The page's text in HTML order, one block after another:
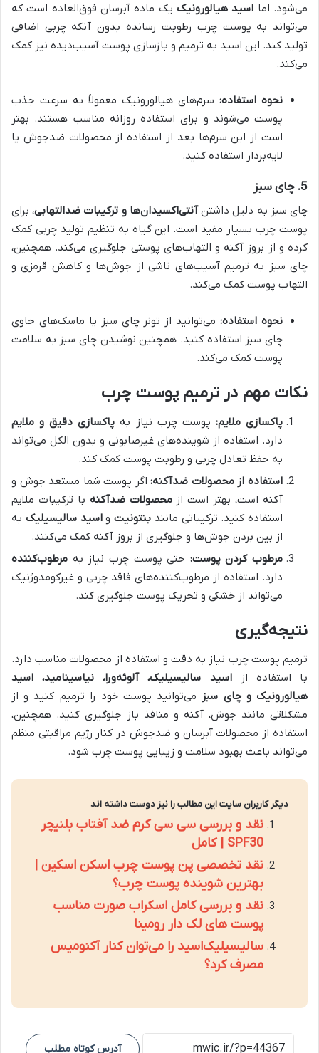
می‌شود. اما اسید هیالورونیک یک ماده آبرسان فوق‌العاده است که
می‌تواند به پوست چرب رطوبت رسانده بدون آنکه چربی اضافی
تولید کند. این اسید به ترمیم و بازسازی پوست آسیب‌دیده نیز کمک
می‌کند.
نحوه استفاده: سرم‌های هیالورونیک معمولاً به سرعت جذب
پوست می‌شوند و برای استفاده روزانه مناسب هستند. بهتر
است از این سرم‌ها بعد از استفاده از محصولات ضدجوش یا
لایه‌بردار استفاده کنید.
5. چای سبز
چای سبز به دلیل داشتنآنتی‌اکسیدان‌ها و ترکیبات ضدالتهابی، برای
پوست چرب بسیار مفید است. این گیاه به تنظیم تولید چربی کمک
کرده و از بروز آکنه و التهاب‌های پوستی جلوگیری می‌کند. همچنین،
چای سبز به ترمیم آسیب‌های ناشی از جوش‌ها و کاهش قرمزی و
التهاب پوست کمک می‌کند.
نحوه استفاده:می‌توانید از تونر چای سبز یا ماسک‌های حاوی
چای سبز استفاده کنید. همچنین نوشیدن چای سبز به سلامت
پوست کمک می‌کند.
نکات مهم در ترمیم پوست چرب
پاکسازی ملایم: پوست چرب نیاز به پاکسازی دقیق و ملایم
دارد. استفاده از شوینده‌های غیرصابونی و بدون الکل می‌تواند
به حفظ تعادل چربی و رطوبت پوست کمک کند.
استفاده از محصولات ضدآکنه:اگر پوست شما مستعد جوش و
آکنه است، بهتر است ازمحصولات ضدآکنه با ترکیبات ملایم
استفاده کنید. ترکیباتی مانند بنتونیت واسید سالیسیلیک به
از بین بردن جوش‌ها و جلوگیری از بروز آکنه کمک می‌کنند.
مرطوب کردن پوست: حتی پوست چرب نیاز به مرطوب‌کننده
دارد. استفاده از مرطوب‌کننده‌های فاقد چربی و غیرکومدوژنیک
می‌تواند از خشکی و تحریک پوست جلوگیری کند.
نتیجه‌گیری
ترمیم پوست چرب نیاز به دقت و استفاده از محصولات مناسب دارد.
با استفاده ازاسید سالیسیلیک، آلوئه‌ورا، نیاسینامید، اسید
هیالورونیک و چای سبز می‌توانید پوست خود را ترمیم کنید و از
مشکلاتی مانند جوش، آکنه و منافذ باز جلوگیری کنید. همچنین،
استفاده از محصولات آبرسان و ضدجوش در کنار رژیم مراقبتی منظم
می‌تواند باعث بهبود سلامت و زیبایی پوست چرب شود.
دیگر کاربران سایت این مطالب را نیز دوست داشته اند
نقد و بررسی سی سی کرم ضد آفتاب بلنیچر
SPF30 | کامل
نقد تخصصی پن پوست چرب اسکن اسکین |
بهترین شوینده پوست چرب؟
نقد و بررسی کامل اسکراب صورت مناسب
پوست های لک دار رومینا
سالیسیلیک‌اسید را می‌توان کنار آکنومیس
مصرف کرد؟
آدرس کوتاه مطلب